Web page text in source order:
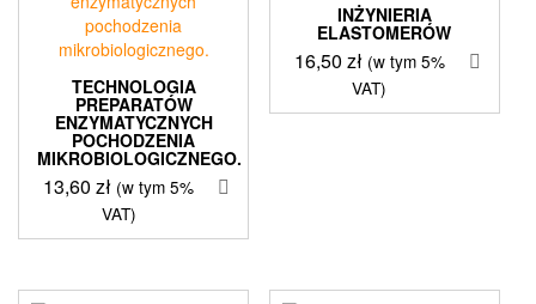
TECHNOLOGIA
PREPARATÓW
ENZYMATYCZNYCH
POCHODZENIA
MIKROBIOLOGICZNEGO.
13,60zł (w tym 5%
VAT)
INŻYNIERIA
ELASTOMERÓW
16,50 zł (w tym 5%
VAT)